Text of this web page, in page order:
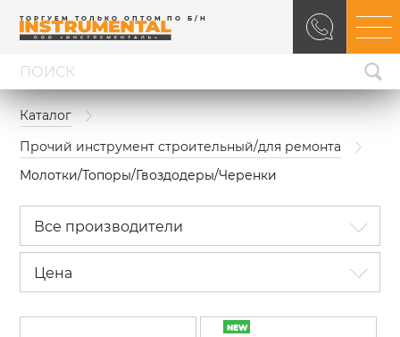
ТОРГУЕМ ТОЛЬКО ОПТОМ ПО Б/Н
Каталог
Прочий инструмент строительный/для ремонта
Молотки/Топоры/Гвоздодеры/Черенки
Все производители
Цена